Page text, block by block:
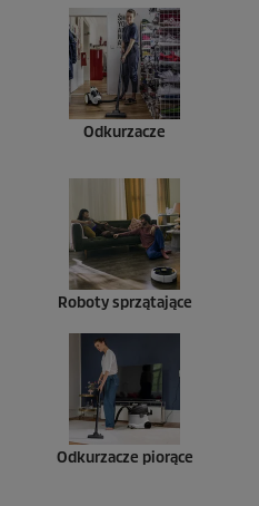
Odkurzacze
Roboty sprzątające
Odkurzacze piorące